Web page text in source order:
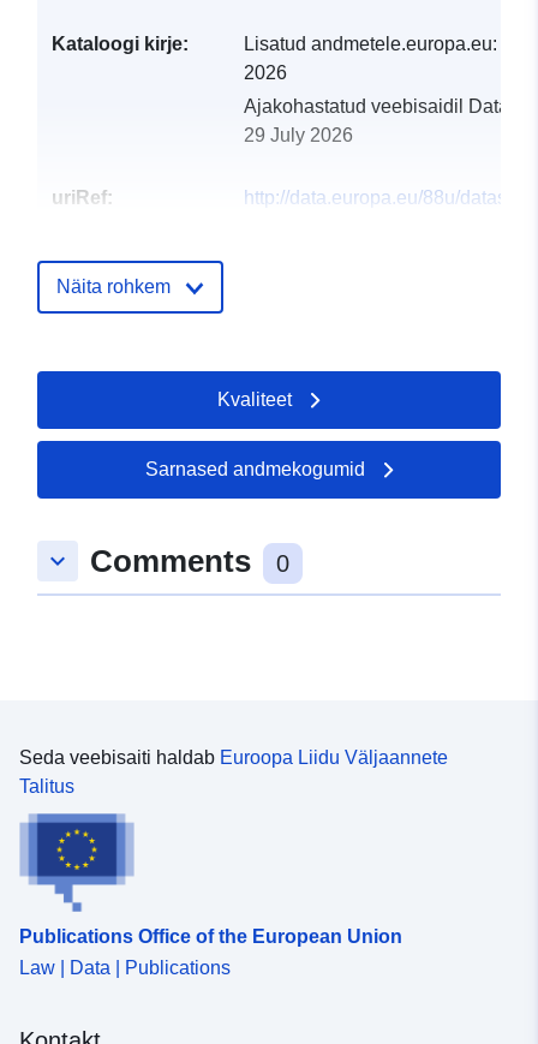
Kataloogi kirje: Lisatud andmetele.europa.eu:
2026
Ajakohastatud veebisaidil
29 July 2026
uriRef:
http://data.europa.eu/88u/dataset/
Näita rohkem
Kvaliteet
Sarnased andmekogumid
keyboard_arrow_down Comments 0
Seda veebisaiti haldab Euroopa Liidu Väljaannete
Talitus
Publications Office of the European Union
Law | Data | Publications